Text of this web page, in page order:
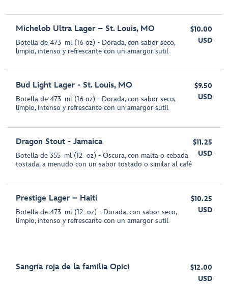
Michelob Ultra Lager – St. Louis, MO
Botella de 473 ml (16 oz) - Dorada, con sabor seco,
limpio, intenso y refrescante con un amargor sutil
$10.00
USD
Bud Light Lager - St. Louis, MO
Botella de 473 ml (16 oz) - Dorada, con sabor seco,
limpio, intenso y refrescante con un amargor sutil
$9.50
USD
Dragon Stout - Jamaica
Botella de 355 ml (12 oz) - Oscura, con malta o cebada
tostada, a menudo con un sabor tostado o similar al café
$11.25
USD
Prestige Lager – Haití
Botella de 473 ml (12 oz) - Dorada, con sabor seco,
limpio, intenso y refrescante con un amargor sutil
$10.25
USD
Sangría roja de la familia Opici
$12.00
USD